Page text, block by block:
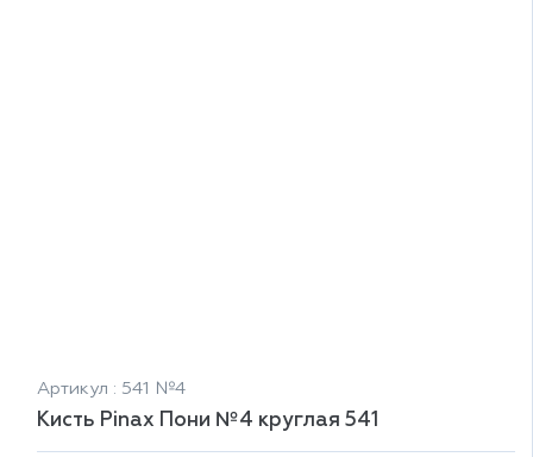
Артикул : 541 №4
Кисть Pinax Пони №4 круглая 541